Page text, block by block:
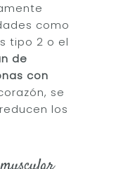
como
tipo 2 o el
de
con
se
los